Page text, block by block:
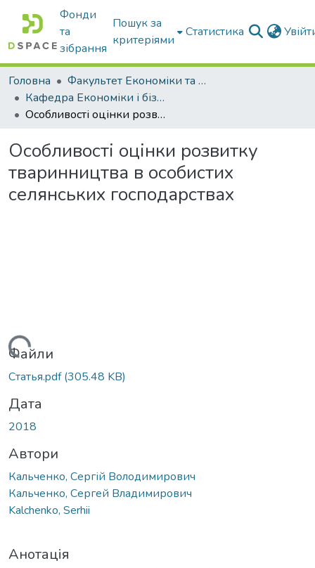
Фонди
та
зібрання
Пошук за
критеріями
Статистика
Головна
Факультет Економіки та бізнесу
Кафедра Економіки і бізнесу
Особливості оцінки розвитку тваринництва в особистих селянських господарствах
Особливості оцінки розвитку
тваринництва в особистих
селянських господарствах
Файли
Статья.pdf(305.48 KB)
Дата
2018
Автори
Кальченко, Сергій Володимирович
Кальченко, Сергей Владимирович
Kalchenko, Serhii
Анотація